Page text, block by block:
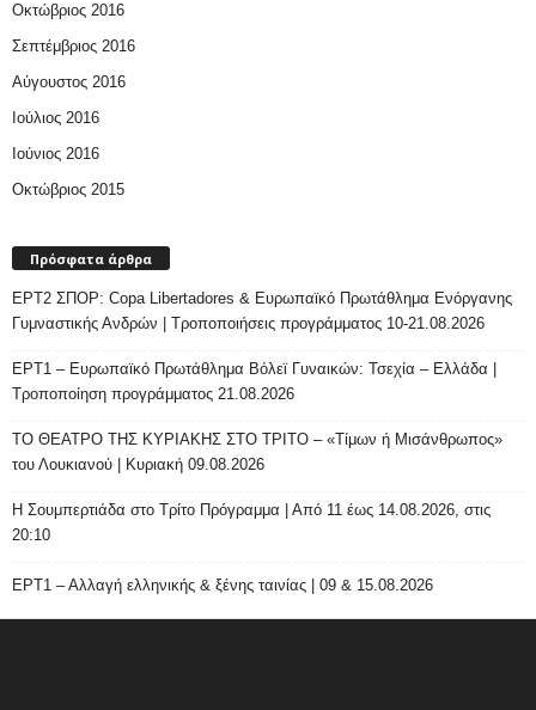
Οκτώβριος 2016
Σεπτέμβριος 2016
Αύγουστος 2016
Ιούλιος 2016
Ιούνιος 2016
Οκτώβριος 2015
Πρόσφατα άρθρα
ΕΡΤ2 ΣΠΟΡ: Copa Libertadores & Ευρωπαϊκό Πρωτάθλημα Ενόργανης
Γυμναστικής Ανδρών | Τροποποιήσεις προγράμματος 10-21.08.2026
ΕΡΤ1 – Ευρωπαϊκό Πρωτάθλημα Βόλεϊ Γυναικών: Τσεχία – Ελλάδα |
Τροποποίηση προγράμματος 21.08.2026
ΤΟ ΘΕΑΤΡΟ ΤΗΣ ΚΥΡΙΑΚΗΣ ΣΤΟ ΤΡΙΤΟ – «Τίμων ή Μισάνθρωπος»
του Λουκιανού | Κυριακή 09.08.2026
H Σουμπερτιάδα στο Τρίτο Πρόγραμμα | Από 11 έως 14.08.2026, στις
20:10
ΕΡΤ1 – Αλλαγή ελληνικής & ξένης ταινίας | 09 & 15.08.2026